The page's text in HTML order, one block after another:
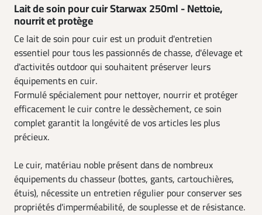
Lait de soin pour cuir Starwax 250ml - Nettoie,
nourrit et protège
Ce lait de soin pour cuir est un produit d'entretien
essentiel pour tous les passionnés de chasse, d'élevage et
d'activités outdoor qui souhaitent préserver leurs
équipements en cuir.
Formulé spécialement pour nettoyer, nourrir et protéger
efficacement le cuir contre le dessèchement, ce soin
complet garantit la longévité de vos articles les plus
précieux.
Le cuir, matériau noble présent dans de nombreux
équipements du chasseur (bottes, gants, cartouchières,
étuis), nécessite un entretien régulier pour conserver ses
propriétés d'imperméabilité, de souplesse et de résistance.